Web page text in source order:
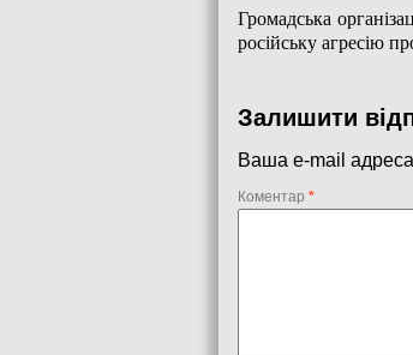
Громадська
російську агресію
Залишити
Ваша e-mail
Коментар *